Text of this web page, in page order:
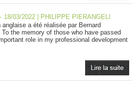
- 18/03/2022 | PHILIPPE PIERANGELI
a été réalisée par Bernard
the memory of those who have passed
role in my professional development